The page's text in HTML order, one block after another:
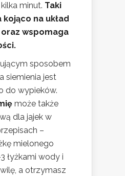
minut. Taki
kojąco na układ
wspomaga
sposobem
siemienia jest
do wypieków.
może także
dla jajek w
–
mielonego
łyżkami wody i
a otrzymasz